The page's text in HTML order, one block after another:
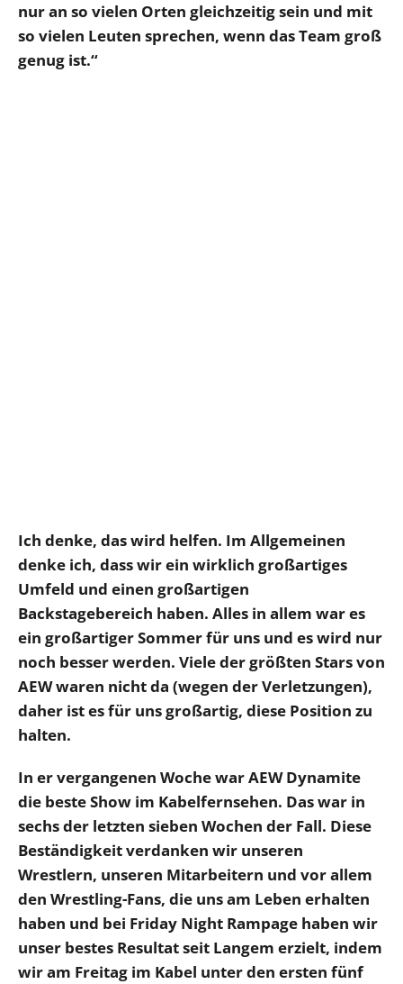
nur an so vielen Orten gleichzeitig sein und mit
so vielen Leuten sprechen, wenn das Team groß
genug ist.“
Ich denke, das wird helfen. Im Allgemeinen
denke ich, dass wir ein wirklich großartiges
Umfeld und einen großartigen
Backstagebereich haben. Alles in allem war es
ein großartiger Sommer für uns und es wird nur
noch besser werden. Viele der größten Stars von
AEW waren nicht da (wegen der Verletzungen),
daher ist es für uns großartig, diese Position zu
halten.
In er vergangenen Woche war AEW Dynamite
die beste Show im Kabelfernsehen. Das war in
sechs der letzten sieben Wochen der Fall. Diese
Beständigkeit verdanken wir unseren
Wrestlern, unseren Mitarbeitern und vor allem
den Wrestling-Fans, die uns am Leben erhalten
haben und bei Friday Night Rampage haben wir
unser bestes Resultat seit Langem erzielt, indem
wir am Freitag im Kabel unter den ersten fünf